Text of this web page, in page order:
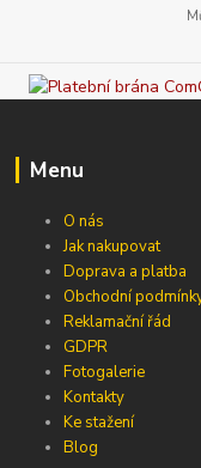
Menu
O nás
Jak nakupovat
Doprava a platba
Obchodní
Reklamační řád
GDPR
Fotogalerie
Kontakty
Ke stažení
Blog